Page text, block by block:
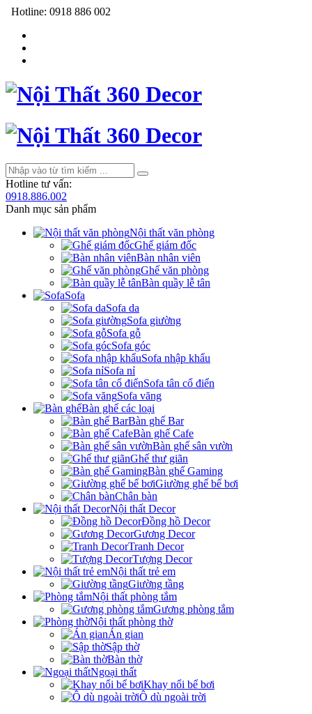
Hotline: 0918 886 002
Hotline tư vấn:
0918.886.002
Danh mục sản phẩm
Nội thất văn phòng
Ghế giám đốc
Bàn nhân viên
Ghế văn phòng
Bàn quầy lễ tân
Sofa
Sofa da
Sofa giường
Sofa gỗ
Sofa góc
Sofa nhập khẩu
Sofa nỉ
Sofa tân cổ điển
Sofa văng
Bàn ghế các loại
Bàn ghế Bar
Bàn ghế Cafe
Bàn ghế sân vườn
Ghế thư giãn
Bàn ghế Gaming
Giường ghế bể bơi
Chân bàn
Nội thất Decor
Đồng hồ Decor
Gương Decor
Tranh Decor
Tượng Decor
Nội thất trẻ em
Giường tầng
Nội thất phòng tắm
Gương phòng tắm
Nội thất phòng thờ
Án gian
Sập thờ
Bàn thờ
Ngoại thất
Khay nổi bể bơi
Ô dù ngoài trời